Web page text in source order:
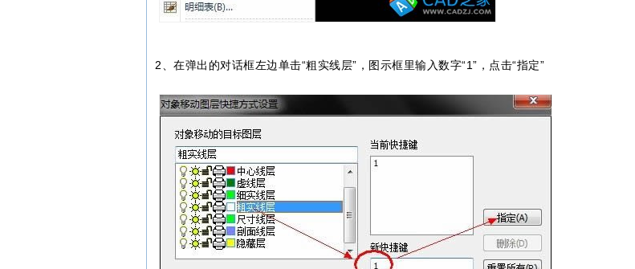
2、在弹出的对话框左边单击“粗实线层”，图示框里输入数字“1”，点击“指定”